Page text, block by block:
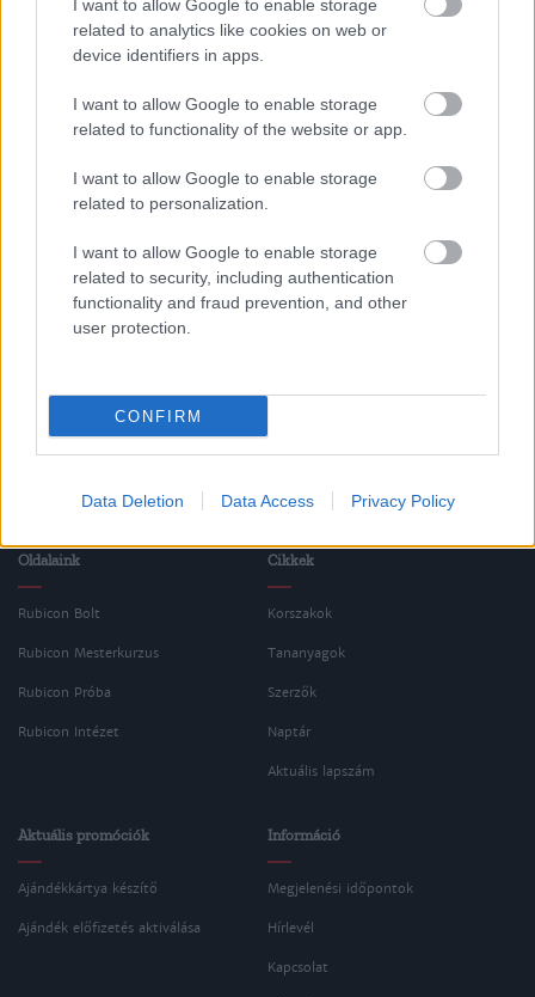
I want to allow Google to enable storage
related to analytics like cookies on web or
device identifiers in apps.
I want to allow Google to enable storage
related to functionality of the website or app.
I want to allow Google to enable storage
related to personalization.
I want to allow Google to enable storage
related to security, including authentication
functionality and fraud prevention, and other
user protection.
CONFIRM
Data Deletion Data Access Privacy Policy
2009/6.
Korszak
Egyetemes történelem
A két világháború közötti korszak (1918-
1939-ig)
Oldalaink
Rubicon Bolt
Rubicon Mesterkurzus
Rubicon Próba
Rubicon Intézet
Cikkek
Korszakok
Tananyagok
Szerzők
Naptár
Aktuális lapszám
Aktuális promóciók
Ajándékkártya készítő
Ajándék előfizetés aktiválása
Információ
Megjelenési időpontok
Hírlevél
Kapcsolat